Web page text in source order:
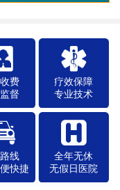
费
督
疗效保障
专业技术
线
快捷
全年无休
无假日医院